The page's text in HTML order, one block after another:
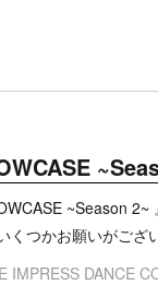
~Season
くつかお願いがござ
IMPRESS DANCE